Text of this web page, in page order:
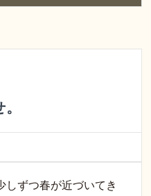
しずつ春が近づいてき